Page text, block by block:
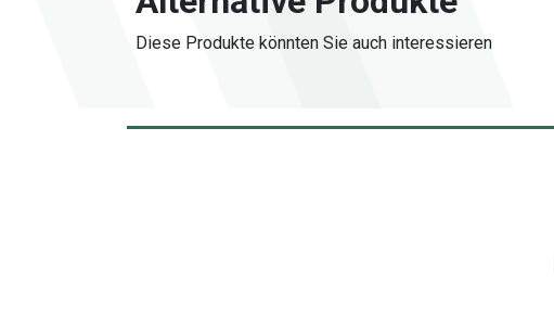
Diese Produkte könnten Sie auch interessieren